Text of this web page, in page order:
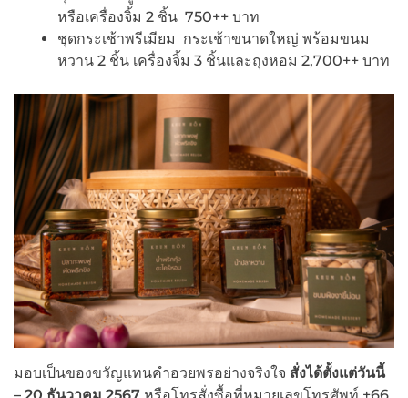
หรือเครื่องจิ้ม 2 ชิ้น 750++ บาท
ชุดกระเช้าพรีเมียม กระเช้าขนาดใหญ่ พร้อมขนม
หวาน 2 ชิ้น เครื่องจิ้ม 3 ชิ้นและถุงหอม 2,700++ บาท
มอบเป็นของขวัญแทนคำอวยพรอย่างจริงใจ สั่งได้ตั้งแต่วันนี้
– 20 ธันวาคม 2567 หรือโทรสั่งซื้อที่หมายเลขโทรศัพท์ +66